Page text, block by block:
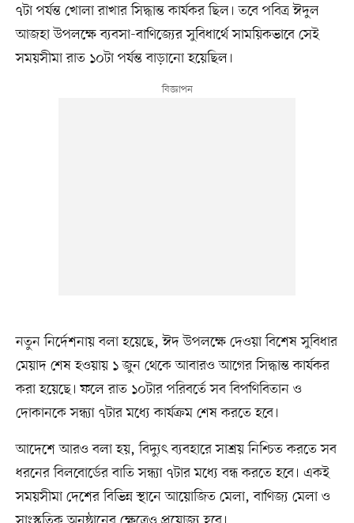
৭টা পর্যন্ত খোলা রাখার সিদ্ধান্ত কার্যকর ছিল। তবে পবিত্র ঈদুল
আজহা উপলক্ষে ব্যবসা-বাণিজ্যের সুবিধার্থে সাময়িকভাবে সেই
সময়সীমা রাত ১০টা পর্যন্ত বাড়ানো হয়েছিল।
নতুন নির্দেশনায় বলা হয়েছে, ঈদ উপলক্ষে দেওয়া বিশেষ সুবিধার
মেয়াদ শেষ হওয়ায় ১ জুন থেকে আবারও আগের সিদ্ধান্ত কার্যকর
করা হয়েছে। ফলে রাত ১০টার পরিবর্তে সব বিপণিবিতান ও
দোকানকে সন্ধ্যা ৭টার মধ্যে কার্যক্রম শেষ করতে হবে।
আদেশে আরও বলা হয়, বিদ্যুৎ ব্যবহারে সাশ্রয় নিশ্চিত করতে সব
ধরনের বিলবোর্ডের বাতি সন্ধ্যা ৭টার মধ্যে বন্ধ করতে হবে। একই
সময়সীমা দেশের বিভিন্ন স্থানে আয়োজিত মেলা, বাণিজ্য মেলা ও